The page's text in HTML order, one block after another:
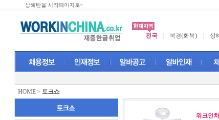
상해탄을 시작페이지로~
전국 북경(화북) 상
HOME > 토크쇼
워크인